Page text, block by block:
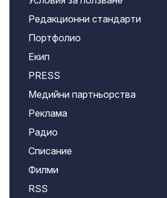
Редакционни стандарти
Портфолио
Екип
PRESS
Медийни партньорства
Реклама
Радио
Списание
Филми
RSS